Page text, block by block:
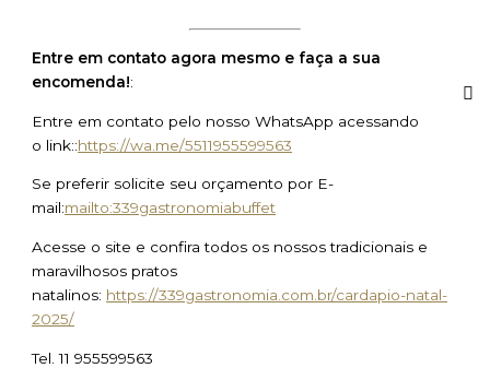
Entre em contato agora mesmo e faça a sua
encomenda!:
Entre em contato pelo nosso WhatsApp acessando
o link::https://wa.me/5511955599563
Se preferir solicite seu orçamento por E-
mail:mailto:339gastronomiabuffet
Acesse o site e confira todos os nossos tradicionais e
maravilhosos pratos
natalinos: https://339gastronomia.com.br/cardapio-natal-
2025/
Tel. 11 955599563